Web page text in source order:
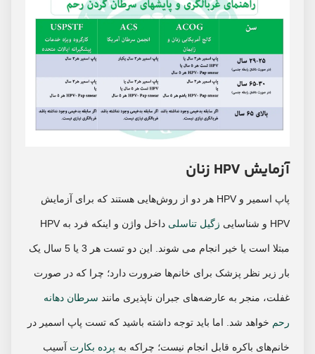
آزمایش HPV زنان
پاپ اسمیر و HPV هر دو از روش‌هایی هستند که برای آزمایش
HPV و شناسایی زگیل تناسلی داخل واژن و اینکه فرد به HPV
مبتلا است یا خیر انجام می شوند. این دو تست هر 3 یا 5 سال یک
بار زیر نظر پزشک برای خانم‌ها ضرورت دارد؛ چرا که در صورت
غفلت، منجر به عارضه‌های جبران ناپذیری مانند سرطان دهانه
رحم خواهد شد. اما باید توجه داشته باشید که تست پاپ اسمیر در
خانم‌های باکره قابل انجام نیست؛ چراکه به پرده بکارت آسیب